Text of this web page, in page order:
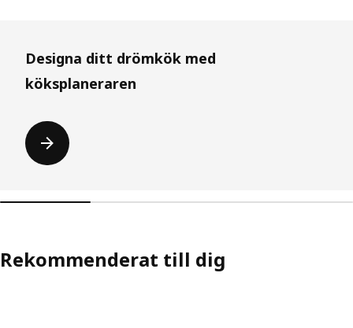
Designa ditt drömkök med
köksplaneraren
Rekommenderat till dig